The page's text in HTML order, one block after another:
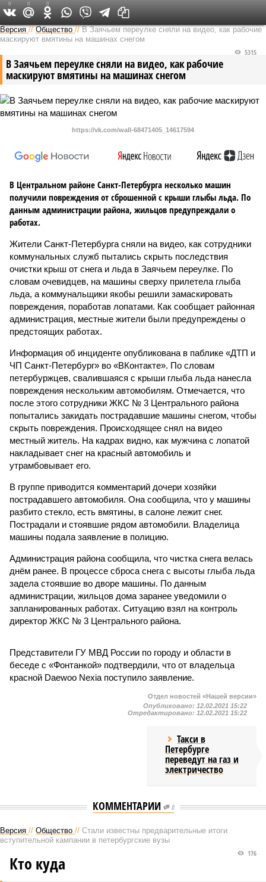
Версия на Неве
Версия //Общество //В Заячьем переулке сняли на видео, как рабочие
маскируют вмятины на машинах снегом
В Заячьем переулке сняли на видео, как рабочие
маскируют вмятины на машинах снегом
5315
https://vk.com/wall-68471405_14617594
В Центральном районе Санкт-Петербурга несколько машин
получили повреждения от сброшенной с крыши глыбы льда. По
данным администрации района, жильцов предупреждали о
работах.
Жители Санкт-Петербурга сняли на видео, как сотрудники
коммунальных служб пытались скрыть последствия
очистки крыш от снега и льда в Заячьем переулке. По
словам очевидцев, на машины сверху прилетела глыба
льда, а коммунальщики якобы решили замаскировать
повреждения, поработав лопатами. Как сообщает районная
администрация, местные жители были предупреждены о
предстоящих работах.
Информация об инциденте опубликована в паблике «ДТП и
ЧП Санкт-Петербург» во «ВКонтакте». По словам
петербуржцев, свалившаяся с крыши глыба льда нанесла
повреждения нескольким автомобилям. Отмечается, что
после этого сотрудники ЖКС № 3 Центрального района
попытались закидать пострадавшие машины снегом, чтобы
скрыть повреждения. Происходящее снял на видео
местный житель. На кадрах видно, как мужчина с лопатой
накладывает снег на красный автомобиль и
утрамбовывает его.
В группе приводится комментарий дочери хозяйки
пострадавшего автомобиля. Она сообщила, что у машины
разбито стекло, есть вмятины, в салоне лежит снег.
Пострадали и стоявшие рядом автомобили. Владелица
машины подала заявление в полицию.
Администрация района сообщила, что чистка снега велась
днём ранее. В процессе сброса снега с высоты глыба льда
задела стоявшие во дворе машины. По данным
администрации, жильцов дома заранее уведомили о
запланированных работах. Ситуацию взял на контроль
директор ЖКС № 3 Центрального района.
Представители ГУ МВД России по городу и области в
беседе с «Фонтанкой» подтвердили, что от владельца
красной Daewoo Nexia поступило заявление.
0 0 0
Отдел новостей «Нашей версии»
Опубликовано: 12.02.2021 15:22
Отредактировано: 12.02.2021 15:22
Такси в
Петербурге
переведут на газ и
электричество
КОММЕНТАРИИ 0
Версия // Общество // Стали известны предварительные итоги
вступительной кампании в петербургские вузы
176
Кто куда